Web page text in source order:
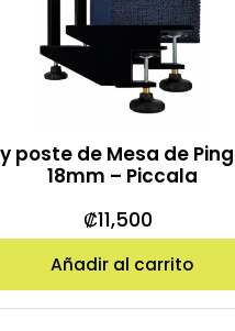
poste de Mesa de
18mm – Piccala
₡11,500
Añadir al carrito